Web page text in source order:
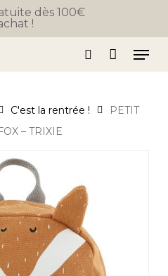
dès 100€
!
search
Cart
C'est la rentrée !
PETIT
– TRIXIE
Menu